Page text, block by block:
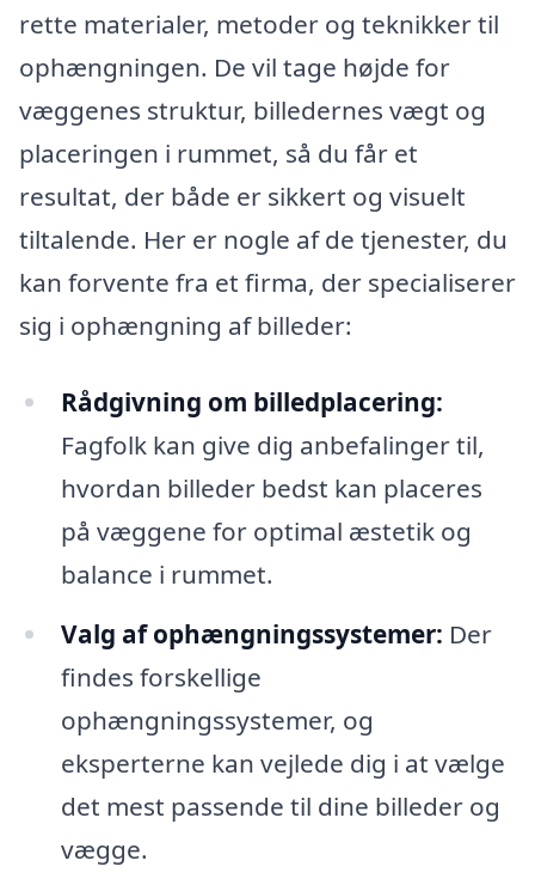
rette materialer, metoder og teknikker til
ophængningen. De vil tage højde for
væggenes struktur, billedernes vægt og
placeringen i rummet, så du får et
resultat, der både er sikkert og visuelt
tiltalende. Her er nogle af de tjenester, du
kan forvente fra et firma, der specialiserer
sig i ophængning af billeder:
Rådgivning om billedplacering:
Fagfolk kan give dig anbefalinger til,
hvordan billeder bedst kan placeres
på væggene for optimal æstetik og
balance i rummet.
Valg af ophængningssystemer: Der
findes forskellige
ophængningssystemer, og
eksperterne kan vejlede dig i at vælge
det mest passende til dine billeder og
vægge.